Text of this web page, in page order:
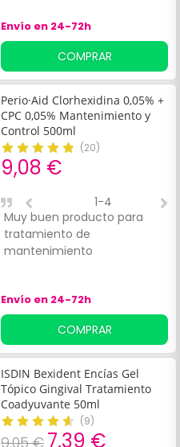
Envío en 24-72h
COMPRAR
Perio·Aid Clorhexidina 0,05% +
CPC 0,05% Mantenimiento y
Control 500ml
(20)
9,08 €
Muy buen producto para
tratamiento de
mantenimiento
1-4
Envío en 24-72h
COMPRAR
ISDIN Bexident Encías Gel
Tópico Gingival Tratamiento
Coadyuvante 50ml
(9)
9,05 € 7,39 €